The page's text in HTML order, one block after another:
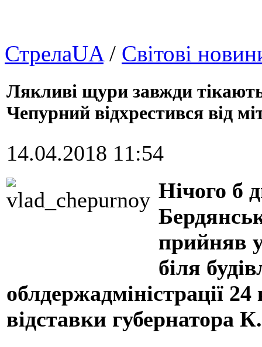
СтрелаUA/ Світові
Лякливі щури завжди
Чепурний відхрестився від
14.04.2018 11:54
Нічого б
прийняв
біля
облдержадміністрації
відставки губернатора